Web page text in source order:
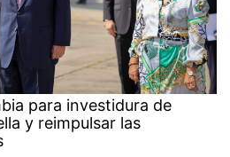
para investidura de
y reimpulsar las